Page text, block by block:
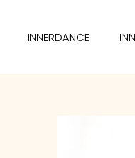
INNERDANCE